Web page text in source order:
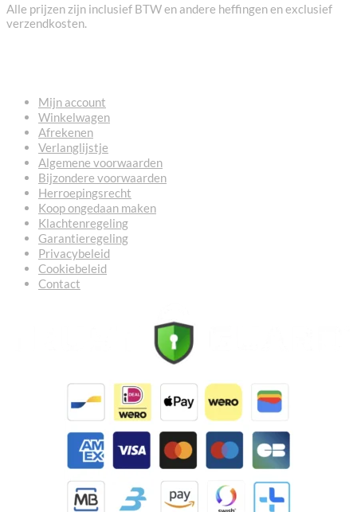
Alle prijzen zijn inclusief BTW en andere heffingen en exclusief
verzendkosten.
Mijn account
Winkelwagen
Afrekenen
Verlanglijstje
Algemene voorwaarden
Bijzondere voorwaarden
Herroepingsrecht
Koop ongedaan maken
Klachtenregeling
Garantieregeling
Privacybeleid
Cookiebeleid
Contact